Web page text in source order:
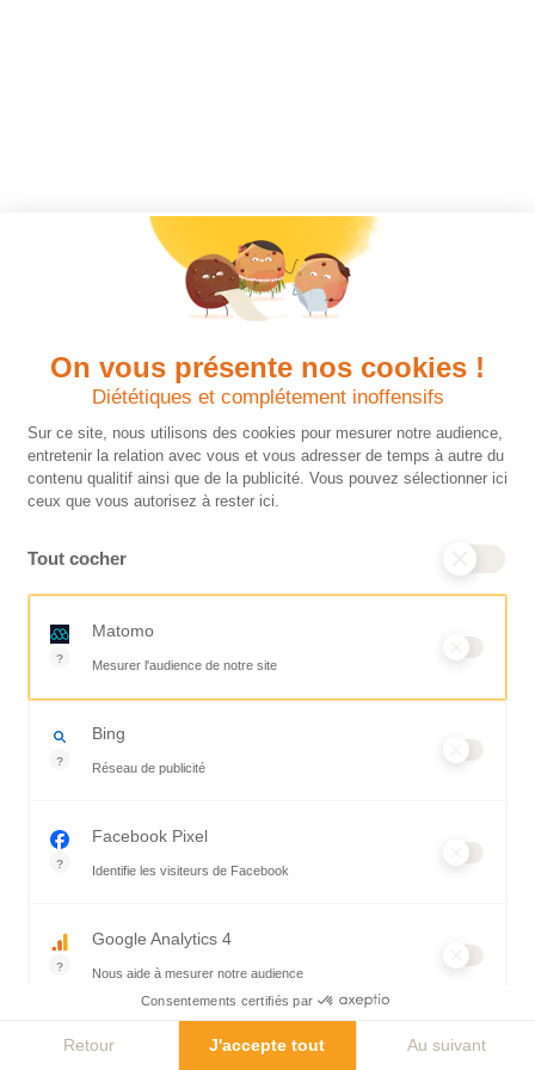
On vous présente nos cookies !
Diététiques et complétement inoffensifs
Sur ce site, nous utilisons des cookies pour mesurer notre audience,
entretenir la relation avec vous et vous adresser de temps à autre du
contenu qualitif ainsi que de la publicité. Vous pouvez sélectionner ici
ceux que vous autorisez à rester ici.
Tout cocher
?
Matomo
Mesurer l'audience de notre site
Outil analytique (alternative à Google Analytics) collectant des
?
Bing
Réseau de publicité
?
Facebook Pixel
Identifie les visiteurs de Facebook
?
Google Analytics 4
Nous aide à mesurer notre audience
Essentiel pour la gestion du site web, il permet de mesurer
Hotjar
Consentements certifiés par
Retour J'accepte tout Au suivant